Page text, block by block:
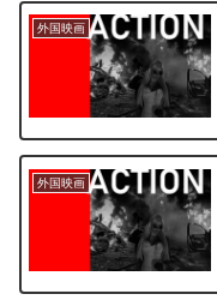
外国映画
外国映画